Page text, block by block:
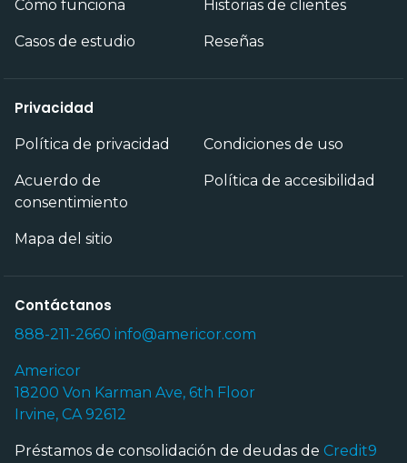
Cómo funciona Historias de clientes
Casos de estudio Reseñas
Privacidad
Política de privacidad Condiciones de uso
Acuerdo de
consentimiento
Política de accesibilidad
Mapa del sitio
Contáctanos
888-211-2660 info@americor.com
Americor
18200 Von Karman Ave, 6th Floor
Irvine, CA 92612
Préstamos de consolidación de deudas de Credit9